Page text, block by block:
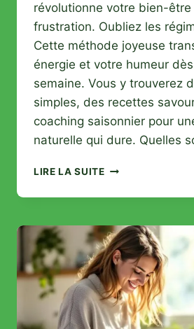
révolutionne votre bien-être
frustration. Oubliez les
Cette méthode joyeuse
énergie et votre humeur
semaine. Vous y trouverez
simples, des recettes
coaching saisonnier pour
naturelle qui dure. Quelles
LIRE LA SUITEHAPPY
:
RETROUVER
ÉNERGIE
ET
VITALITÉ
SANS
FRUSTRATION